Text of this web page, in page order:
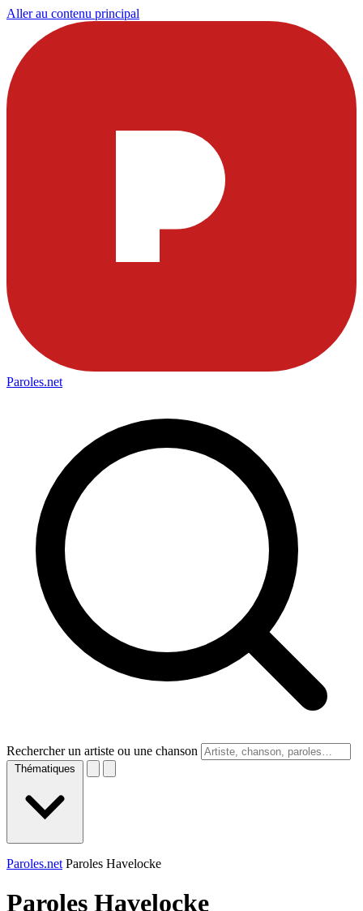
Aller au contenu principal
Paroles.net
Rechercher un artiste ou une chanson
Thématiques
Paroles.net Paroles Havelocke
Paroles Havelocke